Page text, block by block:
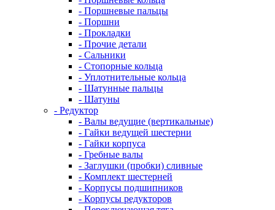
- Поршневые пальцы
- Поршни
- Прокладки
- Прочие детали
- Сальники
- Стопорные кольца
- Уплотнительные кольца
- Шатунные пальцы
- Шатуны
- Редуктор
- Валы ведущие (вертикальные)
- Гайки ведущей шестерни
- Гайки корпуса
- Гребные валы
- Заглушки (пробки) сливные
- Комплект шестерней
- Корпусы подшипников
- Корпусы редукторов